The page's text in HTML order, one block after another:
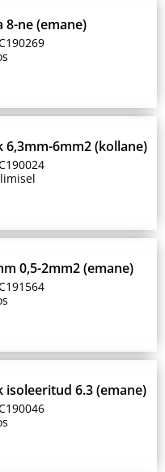
8-ne (emane)
6,3mm-6mm2 (kollane)
0,5-2mm2 (emane)
isoleeritud 6.3 (emane)